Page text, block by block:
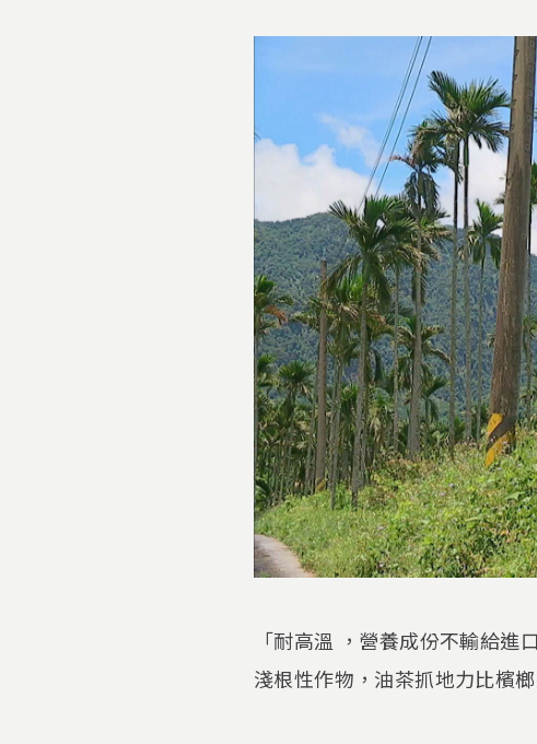
「耐高溫 ，營養成份不輸給
淺根性作物，油茶抓地力比檳